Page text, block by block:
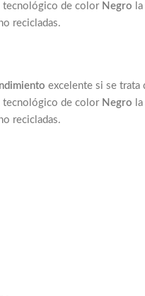
tecnológico de color Negro
recicladas.
excelente si se trata
tecnológico de color Negro
recicladas.